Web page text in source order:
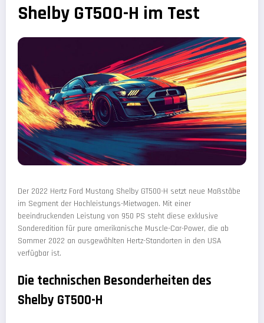
Shelby GT500-H im Test
Der 2022 Hertz Ford Mustang Shelby GT500-H setzt neue Maßstäbe
im Segment der Hochleistungs-Mietwagen. Mit einer
beeindruckenden Leistung von 950 PS steht diese exklusive
Sonderedition für pure amerikanische Muscle-Car-Power, die ab
Sommer 2022 an ausgewählten Hertz-Standorten in den USA
verfügbar ist.
Die technischen Besonderheiten des
Shelby GT500-H